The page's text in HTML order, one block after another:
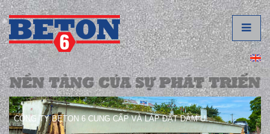
CÔNG TY BETON 6 CUNG CẤP VÀ LẮP ĐẶT DẦM U.